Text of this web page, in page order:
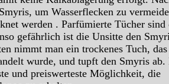
um Wasserflecken zu
werden . Parfümierte Tücher sind
gefährlich ist die Unsitte den
nimmt man ein trockenes Tuch,
wurde, und tupft den Smyris ab.
und preiswerteste Möglichkeit, die